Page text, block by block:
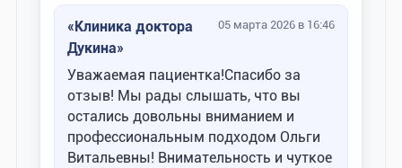
«Клиника доктора
Дукина»
05 марта 2026 в 16:46
Уважаемая пациентка!Спасибо за
отзыв! Мы рады слышать, что вы
остались довольны вниманием и
профессиональным подходом Ольги
Витальевны! Внимательность и чуткое